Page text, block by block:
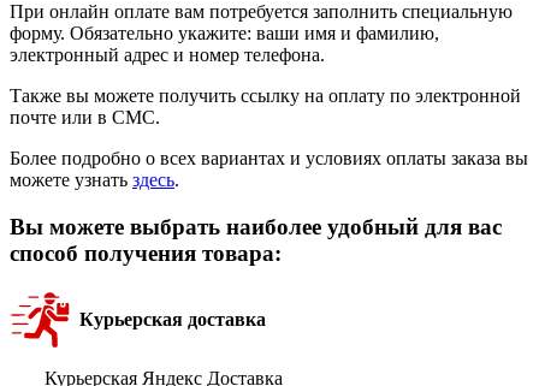
При онлайн оплате вам потребуется заполнить специальную
форму. Обязательно укажите: ваши имя и фамилию,
электронный адрес и номер телефона.
Также вы можете получить ссылку на оплату по электронной
почте или в СМС.
Более подробно о всех вариантах и условиях оплаты заказа вы
можете узнать здесь.
Вы можете выбрать наиболее удобный для вас
способ получения товара:
Курьерская доставка
Курьерская Яндекс Доставка